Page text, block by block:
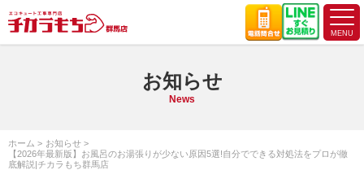
お知らせ
News
ホーム
お知らせ
【2026年最新版】お風呂のお湯張りが少ない原因5選!自分でできる対処法をプロが徹
底解説|チカラもち群馬店